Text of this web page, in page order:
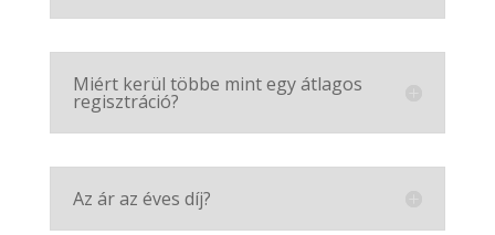
Miért kerül többe mint egy átlagos
regisztráció?
Az ár az éves díj?